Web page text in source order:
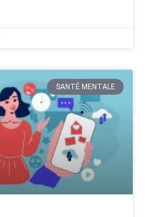
SANTÉ MENTALE